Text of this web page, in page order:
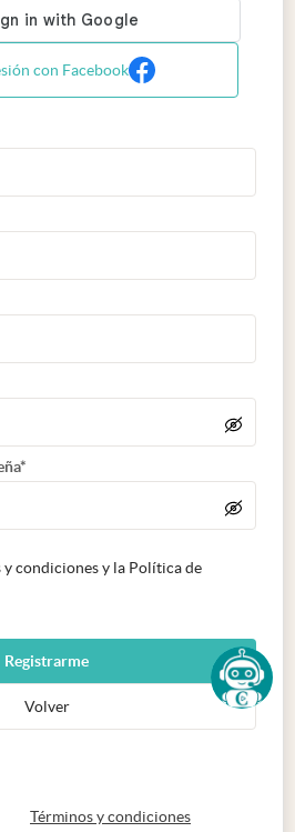
con Facebook
condiciones y la Política de
Registrarme
Volver
en nueva pestaña
Términos y condicionesabre en nueva